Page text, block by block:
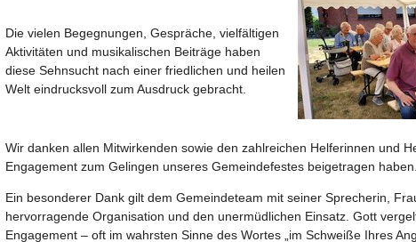
Die vielen Begegnungen, Gespräche, vielfältigen
Aktivitäten und musikalischen Beiträge haben
diese Sehnsucht nach einer friedlichen und heilen
Welt eindrucksvoll zum Ausdruck gebracht.
Wir danken allen Mitwirkenden sowie den zahlreichen Helferinnen und
Engagement zum Gelingen unseres Gemeindefestes beigetragen haben.
Ein besonderer Dank gilt dem Gemeindeteam mit seiner Sprecherin,
hervorragende Organisation und den unermüdlichen Einsatz. Gott
Engagement – oft im wahrsten Sinne des Wortes „im Schweiße Ihres